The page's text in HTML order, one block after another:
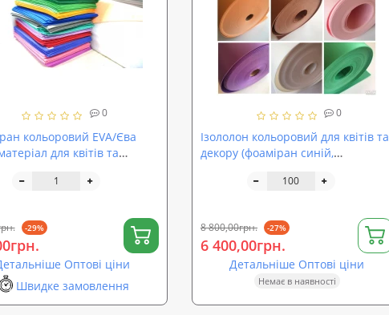
0
кольоровий EVA/Єва
для квітів та
-29%
Оптові ціни
Швидке замовлення
0
Ізололон кольоровий для квітів та
декору (фоаміран синій,
3 мм ППЕ 3003 (isolon 500)
8 800,00грн. -27%
6 400,00грн.
Детальніше Оптові ціни
Немає в наявності